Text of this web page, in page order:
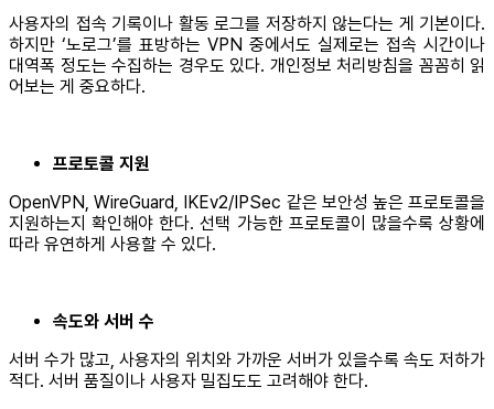
사용자의 접속 기록이나 활동 로그를 저장하지 않는다는 게 기본이다.
하지만 ‘노로그’를 표방하는 VPN 중에서도 실제로는 접속 시간이나
대역폭 정도는 수집하는 경우도 있다. 개인정보 처리방침을 꼼꼼히 읽
어보는 게 중요하다.
프로토콜 지원
OpenVPN, WireGuard, IKEv2/IPSec 같은 보안성 높은 프로토콜을
지원하는지 확인해야 한다. 선택 가능한 프로토콜이 많을수록 상황에
따라 유연하게 사용할 수 있다.
속도와 서버 수
서버 수가 많고, 사용자의 위치와 가까운 서버가 있을수록 속도 저하가
적다. 서버 품질이나 사용자 밀집도도 고려해야 한다.